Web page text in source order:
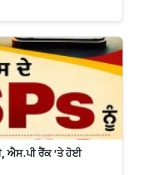
ਐਸ.ਪੀ ਰੈਂਕ ’ਤੇ ਹੋਈ